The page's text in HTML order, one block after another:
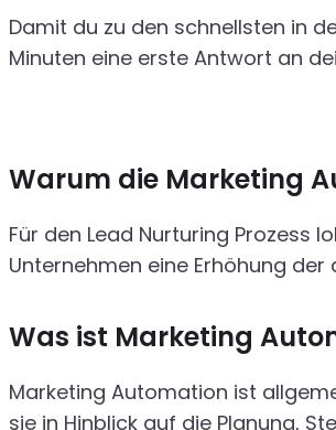
Damit du zu den schnellsten in
Minuten eine erste Antwort an
Warum die Marketing
Für den Lead Nurturing Prozess
Unternehmen eine Erhöhung
Was ist Marketing
Marketing Automation ist
sie in Hinblick auf die Planung,